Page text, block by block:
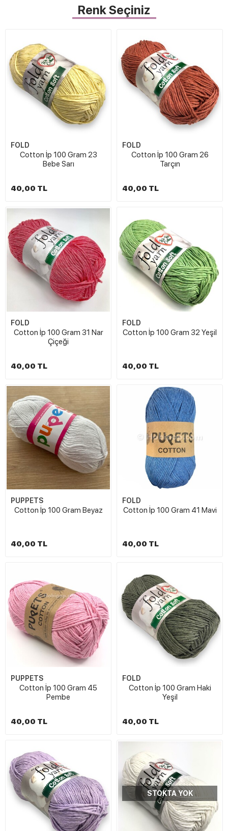
Renk Seçiniz
FOLD
Cotton İp 100 Gram 23
Bebe Sarı
40,00 TL
FOLD
Cotton İp 100 Gram 26
Tarçın
40,00 TL
FOLD
Cotton İp 100 Gram 31 Nar
Çiçeği
40,00 TL
FOLD
Cotton İp 100 Gram 32 Yeşil
40,00 TL
PUPPETS
Cotton İp 100 Gram Beyaz
40,00 TL
FOLD
Cotton İp 100 Gram 41 Mavi
40,00 TL
PUPPETS
Cotton İp 100 Gram 45
Pembe
40,00 TL
FOLD
Cotton İp 100 Gram Haki
Yeşil
40,00 TL
STOKTA YOK